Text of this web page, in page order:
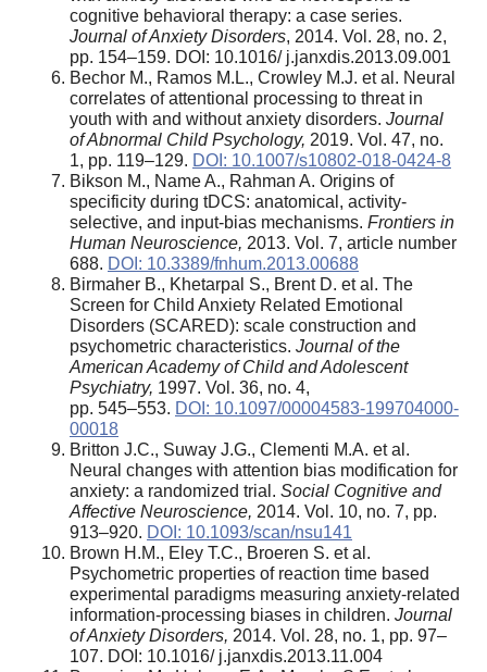
cognitive behavioral therapy: a case series.
Journal of Anxiety Disorders, 2014. Vol. 28, no. 2,
pp. 154–159. DOI: 10.1016/ j.janxdis.2013.09.001
Bechor M., Ramos M.L., Crowley M.J. et al. Neural
correlates of attentional processing to threat in
youth with and without anxiety disorders. Journal
of Abnormal Child Psychology, 2019. Vol. 47, no.
1, pp. 119–129. DOI: 10.1007/s10802-018-0424-8
Bikson M., Name A., Rahman A. Origins of
specificity during tDCS: anatomical, activity-
selective, and input-bias mechanisms. Frontiers in
Human Neuroscience, 2013. Vol. 7, article number
688. DOI: 10.3389/fnhum.2013.00688
Birmaher B., Khetarpal S., Brent D. et al. The
Screen for Child Anxiety Related Emotional
Disorders (SCARED): scale construction and
psychometric characteristics. Journal of the
American Academy of Child and Adolescent
Psychiatry, 1997. Vol. 36, no. 4,
pp. 545–553. DOI: 10.1097/00004583-199704000-
00018
Britton J.C., Suway J.G., Clementi M.A. et al.
Neural changes with attention bias modification for
anxiety: a randomized trial. Social Cognitive and
Affective Neuroscience, 2014. Vol. 10, no. 7, pp.
913–920. DOI: 10.1093/scan/nsu141
Brown H.M., Eley T.C., Broeren S. et al.
Psychometric properties of reaction time based
experimental paradigms measuring anxiety-related
information-processing biases in children. Journal
of Anxiety Disorders, 2014. Vol. 28, no. 1, pp. 97–
107. DOI: 10.1016/ j.janxdis.2013.11.004